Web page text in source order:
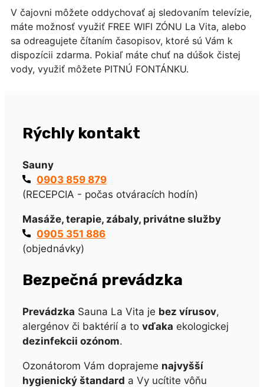
V čajovni môžete oddychovať aj sledovaním televízie,
máte možnosť využiť FREE WIFI ZÓNU La Vita, alebo
sa odreagujete čítaním časopisov, ktoré sú Vám k
dispozícii zdarma. Pokiaľ máte chuť na dúšok čistej
vody, využiť môžete PITNÚ FONTÁNKU.
Rýchly kontakt
Sauny
0903 859 879
(RECEPCIA - počas otváracích hodín)
Masáže, terapie, zábaly, privátne služby
0905 351 886
(objednávky)
Bezpečná prevádzka
Prevádzka Sauna La Vita je bez vírusov,
alergénov či baktérií a to vďaka ekologickej
dezinfekcii ozónom.
Ozonátorom Vám doprajeme najvyšší
hygienický štandard a Vy ucítite vôňu